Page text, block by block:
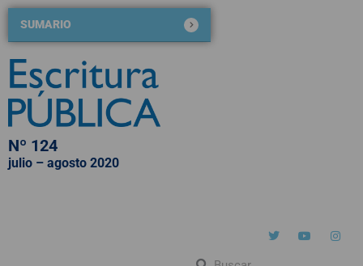
SUMARIO
Nº 124
julio – agosto 2020